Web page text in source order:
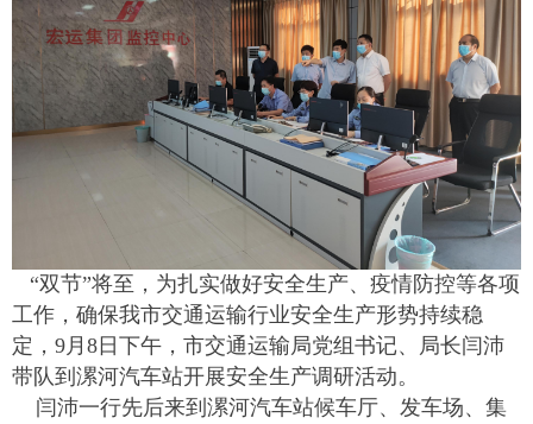
“双节”将至，为扎实做好安全生产、疫情防控等各项
工作，确保我市交通运输行业安全生产形势持续稳
定，9月8日下午，市交通运输局党组书记、局长闫沛
带队到漯河汽车站开展安全生产调研活动。
闫沛一行先后来到漯河汽车站候车厅、发车场、集